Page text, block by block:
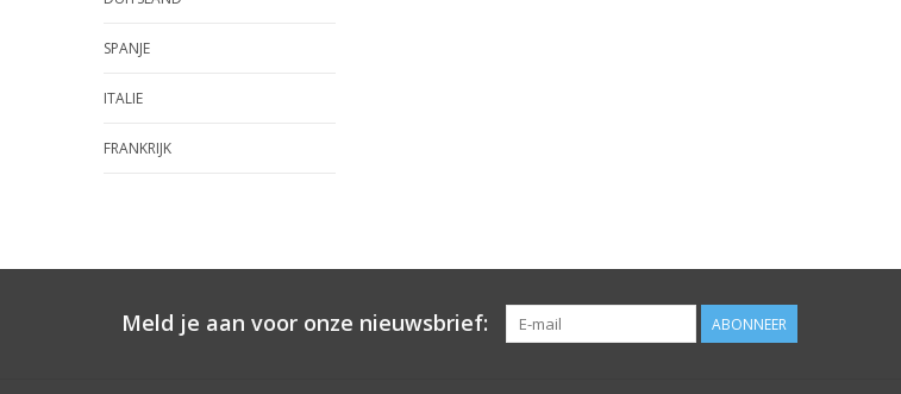
SPANJE
ITALIE
FRANKRIJK
Meld je aan voor onze nieuwsbrief: ABONNEER